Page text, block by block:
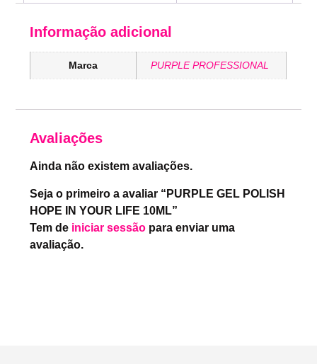
Informação adicional
Marca PURPLE PROFESSIONAL
Avaliações
Ainda não existem avaliações.
Seja o primeiro a avaliar “PURPLE GEL POLISH
HOPE IN YOUR LIFE 10ML”
Tem de iniciar sessão para enviar uma
avaliação.